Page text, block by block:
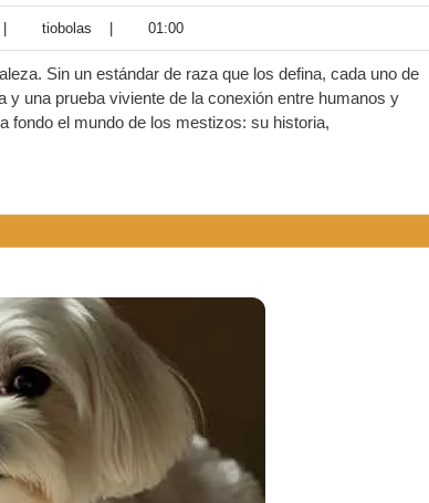
tiobolas 01:00
Sin un estándar de raza que los defina, cada uno de
y una prueba viviente de la conexión entre humanos y
fondo el mundo de los mestizos: su historia,